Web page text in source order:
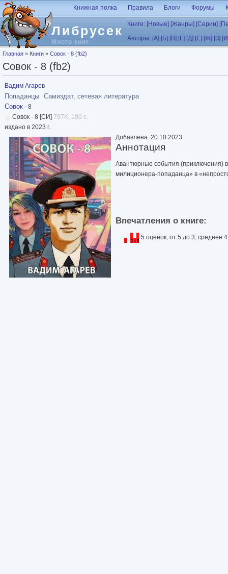
Перейти к основному содержанию
Либрусек
Много книг
Книжная полка Правила Блоги Форумы
Книги: [Новые] [Жанры] [Серии]
Авторы: [А] [Б] [В] [Г] [Д] [Е] [Ж] [З]
Вы здесь
Главная » Книги » Совок - 8 (fb2)
Совок - 8 (fb2)
Вадим Агарев
Попаданцы Самиздат, сетевая литература
Совок - 8
Совок - 8 [СИ] 797K, 180 с.
издано в 2023 г.
Добавлена: 20.10.2023
Аннотация
Авантюрные события (приключения) в
милиционера-попаданца» в
Впечатления о книге:
5 оценок, от 5 до 3, среднее 4